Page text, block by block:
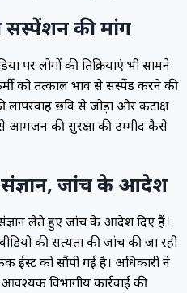
सस्पेंशन की मांग
पर लोगों की प्रतिक्रियाएं भी सामने
को तत्काल प्रभाव से सस्पेंड करने की
छवि से जोड़ा और कटाक्ष
आमजन की सुरक्षा की उम्मीद कैसे
संज्ञान, जांच के आदेश
लेते हुए जांच के आदेश दिए हैं।
की सत्यता की जांच की जा रही
ईस्ट को सौंपी गई है। अधिकारी ने
विभागीय कार्रवाई की